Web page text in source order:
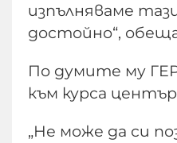
изпълняваме
достойно“,
По думите му
към курса
„Не може да си